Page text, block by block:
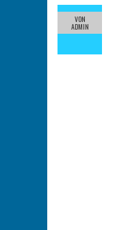
VON
ADMIN